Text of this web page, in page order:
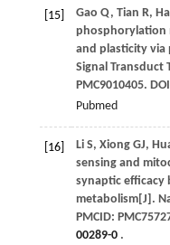
[15] Gao Q, Tian R,
phosphorylation
and plasticity
Signal Transduct
PMC9010405.
Pubmed
[16] Li S, Xiong GJ,
sensing and
synaptic efficacy
metabolism[J].
PMCID:
00289-0.